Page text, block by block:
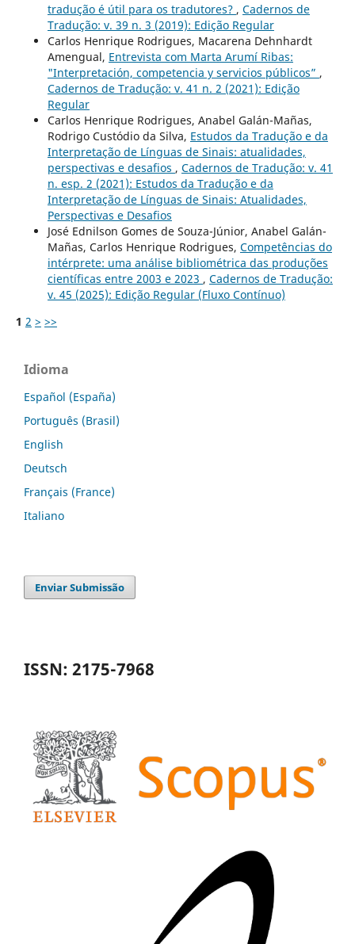
tradução é útil para os tradutores? , Cadernos de
Tradução: v. 39 n. 3 (2019): Edição Regular
Carlos Henrique Rodrigues, Macarena Dehnhardt
Amengual, Entrevista com Marta Arumí Ribas:
"Interpretación, competencia y servicios públicos” ,
Cadernos de Tradução: v. 41 n. 2 (2021): Edição
Regular
Carlos Henrique Rodrigues, Anabel Galán-Mañas,
Rodrigo Custódio da Silva, Estudos da Tradução e da
Interpretação de Línguas de Sinais: atualidades,
perspectivas e desafios , Cadernos de Tradução: v. 41
n. esp. 2 (2021): Estudos da Tradução e da
Interpretação de Línguas de Sinais: Atualidades,
Perspectivas e Desafios
José Ednilson Gomes de Souza-Júnior, Anabel Galán-
Mañas, Carlos Henrique Rodrigues, Competências do
intérprete: uma análise bibliométrica das produções
científicas entre 2003 e 2023 , Cadernos de Tradução:
v. 45 (2025): Edição Regular (Fluxo Contínuo)
1 2 > >>
Idioma
Español (España)
Português (Brasil)
English
Deutsch
Français (France)
Italiano
Enviar Submissão
ISSN: 2175-7968